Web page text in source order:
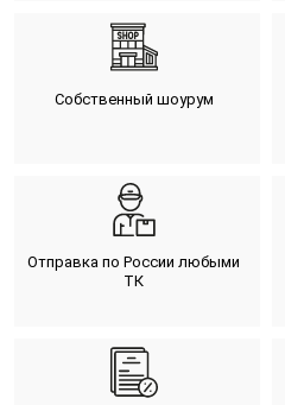
Собственный шоурум
Отправка по России любыми
ТК